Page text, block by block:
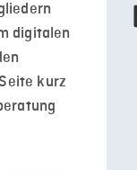
digitalen
kurz